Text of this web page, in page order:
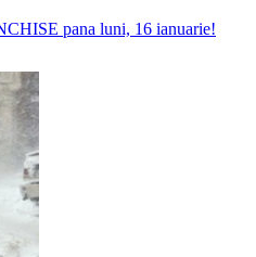
pana luni, 16 ianuarie!